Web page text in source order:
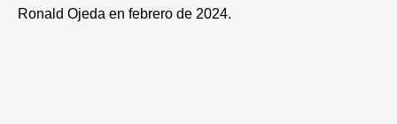
Ronald Ojeda en febrero de 2024.